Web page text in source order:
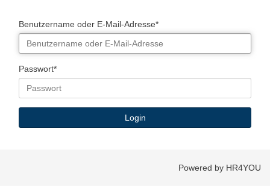
Benutzername oder E-Mail-Adresse*
Passwort*
Powered by HR4YOU